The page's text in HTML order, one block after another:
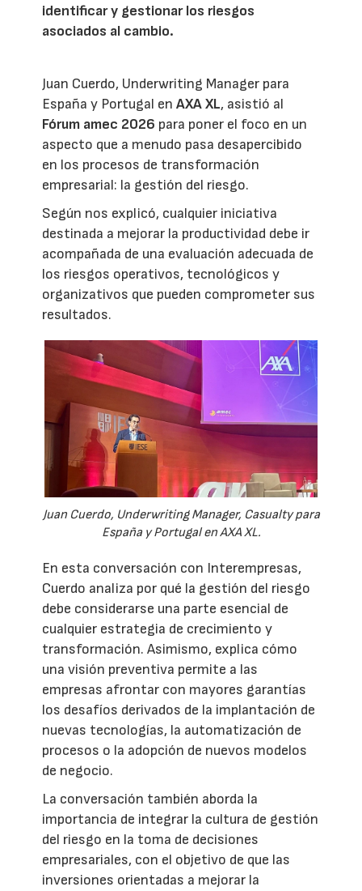
identificar y gestionar los riesgos
asociados al cambio.
Juan Cuerdo, Underwriting Manager para
España y Portugal enAXA XL, asistió al
Fórum amec 2026 para poner el foco en un
aspecto que a menudo pasa desapercibido
en los procesos de transformación
empresarial: la gestión del riesgo.
Según nos explicó, cualquier iniciativa
destinada a mejorar la productividad debe ir
acompañada de una evaluación adecuada de
los riesgos operativos, tecnológicos y
organizativos que pueden comprometer sus
resultados.
Juan Cuerdo, Underwriting Manager, Casualty para
España y Portugal en AXA XL.
En esta conversación con Interempresas,
Cuerdo analiza por qué la gestión del riesgo
debe considerarse una parte esencial de
cualquier estrategia de crecimiento y
transformación. Asimismo, explica cómo
una visión preventiva permite a las
empresas afrontar con mayores garantías
los desafíos derivados de la implantación de
nuevas tecnologías, la automatización de
procesos o la adopción de nuevos modelos
de negocio.
La conversación también aborda la
importancia de integrar la cultura de gestión
del riesgo en la toma de decisiones
empresariales, con el objetivo de que las
inversiones orientadas a mejorar la